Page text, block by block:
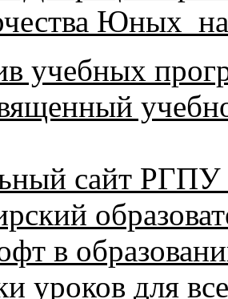
Юных
учебных
сайт РГПУ
в
уроков для